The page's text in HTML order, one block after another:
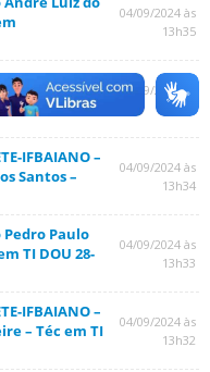
04/09/2024 às
13h35
Murilo Aislan
Área Civil
04/09/2024 às
13h34
IFBAIANO –
Santos –
04/09/2024 às
13h34
Pedro Paulo
TI DOU 28-
04/09/2024 às
13h33
IFBAIANO –
– Téc em TI
04/09/2024 às
13h32